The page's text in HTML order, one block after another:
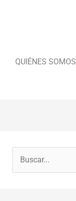
QUIÉNES SOMOS